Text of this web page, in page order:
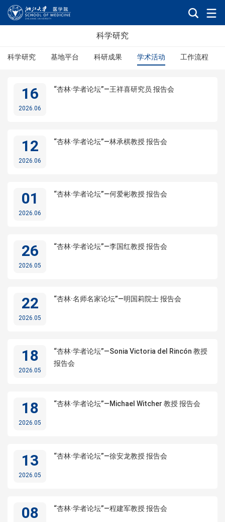
科学研究
科学研究 基地平台 科研成果 学术活动 工作流程
16
2026.06
“杏林·学者论坛”—王祥喜研究员 报告会
12
2026.06
“杏林·学者论坛”—林承棋教授 报告会
01
2026.06
“杏林·学者论坛”—何爱彬教授 报告会
26
2026.05
“杏林·学者论坛”—李国红教授 报告会
22
2026.05
“杏林·名师名家论坛”—明国莉院士 报告会
18
2026.05
“杏林·学者论坛”—Sonia Victoria del Rincón 教授
报告会
18
2026.05
“杏林·学者论坛”—Michael Witcher 教授 报告会
13
2026.05
“杏林·学者论坛”—徐安龙教授 报告会
08 “杏林·学者论坛”—程建军教授 报告会